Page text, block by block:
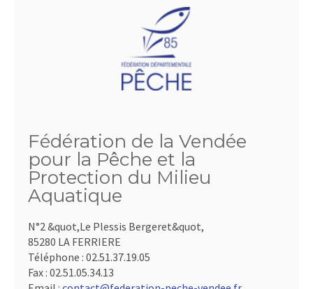
Fédération de la Vendée
pour la Pêche et la
Protection du Milieu
Aquatique
N°2 &quot,Le Plessis Bergeret&quot,
85280 LA FERRIERE
Téléphone : 02.51.37.19.05
Fax : 02.51.05.34.13